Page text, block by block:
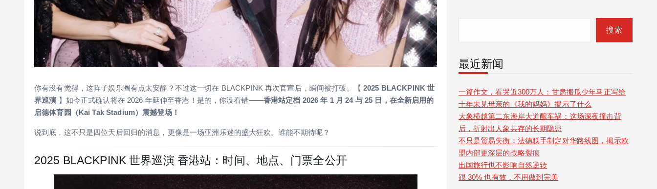
你有没有觉得，这阵子娱乐圈有点太安静？不过这一切在 BLACKPINK 再次官宣后，瞬间被打破。【 2025 BLACKPINK 世
界巡演 】如今正式确认将在 2026 年延伸至香港！是的，你没看错——香港站定档 2026 年 1 月 24 与 25 日，在全新启用的
启德体育园（Kai Tak Stadium）震撼登场！
说到底，这不只是四位天后回归的消息，更像是一场亚洲乐迷的盛大狂欢。谁能不期待呢？
2025 BLACKPINK 世界巡演 香港站：时间、地点、门票全公开
r
c
h
搜索
最近新闻
一篇作文，看哭近300万人：甘肃搬瓜少年马正写给
十年未见母亲的《我的妈妈》揭示了什么
大象横越第二东海岸大道酿车祸：这场深夜撞击背
后，折射出人象共存的长期隐患
不只是贸易失衡：法德联手制定对华路线图，揭示欧
盟内部更深层的战略裂痕
出国旅行也不影响自然逆转
跟 30% 也有效，不用做到完美